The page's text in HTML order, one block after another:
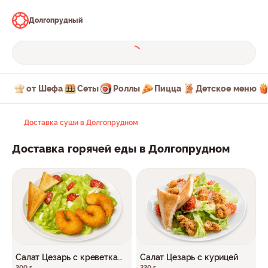
Долгопрудный
от Шефа Сеты Роллы Пицца Детское меню
Доставка суши в Долгопрудном
Доставка горячей еды в Долгопрудном
Салат Цезарь с креветкам
Салат Цезарь с курицей